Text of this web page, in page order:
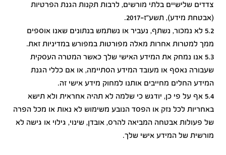
צדדים שלישיים בלתי מורשים, לרבות תקנות הגנת הפרטיות
(אבטחת מידע), תשע"ז-2017.
5.2 לא נמכור, נשתף, נעביר או נשתמש בנתונים שאנו אוספים
ממך למטרות אחרות מאלה מפורטות במפורש במדיניות זאת.
5.3 אנו נמחק את המידע האישי שלך כאשר המטרה העסקית
שעבורה נאסף או מעובד המידע הסתיימה, או אם כללי הגנת
המידע החלים מחייבים אותנו למחוק מידע אישי זה.
5.4 אף על פי כן, יודגש כי שלמה לא תהיה אחראית ולא תישא
באחריות לכל נזק או הפסד הנובע משימוש לא נאות או מכל הפרה
של פעולות אבטחה המביאה להרס, אובדן, שינוי, גילוי או גישה לא
מורשית של המידע אישי שלך.